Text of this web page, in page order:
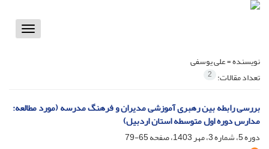
Toggle
نویسنده =علی یوسفی
تعداد مقالات: 2
بررسی رابطه بین رهبری آموزشی مدیران و فرهنگ مدرسه (مورد مطالعه:
مدارس دوره اول متوسطه استان اردبیل)
دوره 5، شماره 3، مهر 1403، صفحه
65-79